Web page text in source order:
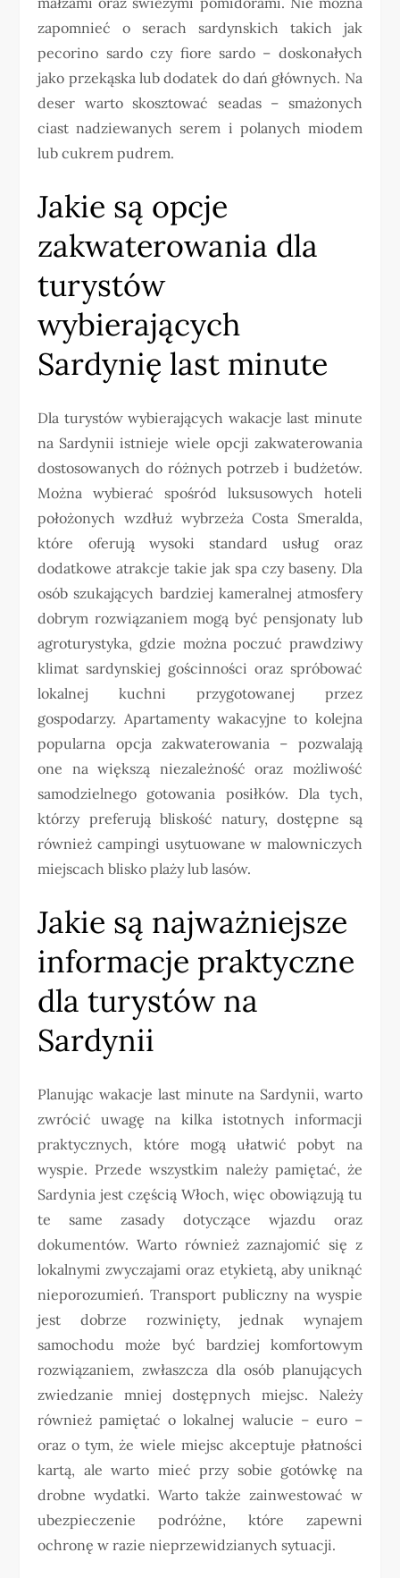
zapomnieć o serach sardynskich takich jak
pecorino sardo czy fiore sardo – doskonałych
jako przekąska lub dodatek do dań głównych. Na
deser warto skosztować seadas – smażonych
ciast nadziewanych serem i polanych miodem
lub cukrem pudrem.
Jakie są opcje
zakwaterowania dla
turystów
wybierających
Sardynię last minute
Dla turystów wybierających wakacje last minute
na Sardynii istnieje wiele opcji zakwaterowania
dostosowanych do różnych potrzeb i budżetów.
Można wybierać spośród luksusowych hoteli
położonych wzdłuż wybrzeża Costa Smeralda,
które oferują wysoki standard usług oraz
dodatkowe atrakcje takie jak spa czy baseny. Dla
osób szukających bardziej kameralnej atmosfery
dobrym rozwiązaniem mogą być pensjonaty lub
agroturystyka, gdzie można poczuć prawdziwy
klimat sardynskiej gościnności oraz spróbować
lokalnej kuchni przygotowanej przez
gospodarzy. Apartamenty wakacyjne to kolejna
popularna opcja zakwaterowania – pozwalają
one na większą niezależność oraz możliwość
samodzielnego gotowania posiłków. Dla tych,
którzy preferują bliskość natury, dostępne są
również campingi usytuowane w malowniczych
miejscach blisko plaży lub lasów.
Jakie są najważniejsze
informacje praktyczne
dla turystów na
Sardynii
Planując wakacje last minute na Sardynii, warto
zwrócić uwagę na kilka istotnych informacji
praktycznych, które mogą ułatwić pobyt na
wyspie. Przede wszystkim należy pamiętać, że
Sardynia jest częścią Włoch, więc obowiązują tu
te same zasady dotyczące wjazdu oraz
dokumentów. Warto również zaznajomić się z
lokalnymi zwyczajami oraz etykietą, aby uniknąć
nieporozumień. Transport publiczny na wyspie
jest dobrze rozwinięty, jednak wynajem
samochodu może być bardziej komfortowym
rozwiązaniem, zwłaszcza dla osób planujących
zwiedzanie mniej dostępnych miejsc. Należy
również pamiętać o lokalnej walucie – euro –
oraz o tym, że wiele miejsc akceptuje płatności
kartą, ale warto mieć przy sobie gotówkę na
drobne wydatki. Warto także zainwestować w
ubezpieczenie podróżne, które zapewni
ochronę w razie nieprzewidzianych sytuacji.